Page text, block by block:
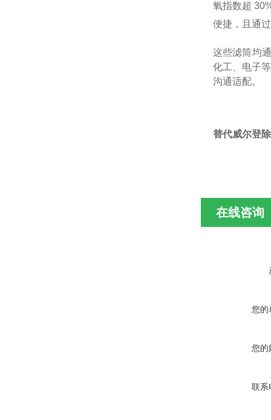
氧指数超
便捷，且通
这些滤筒均
化工、电子
沟通适配。
替代威尔登
在线咨询
您的
您的
联系